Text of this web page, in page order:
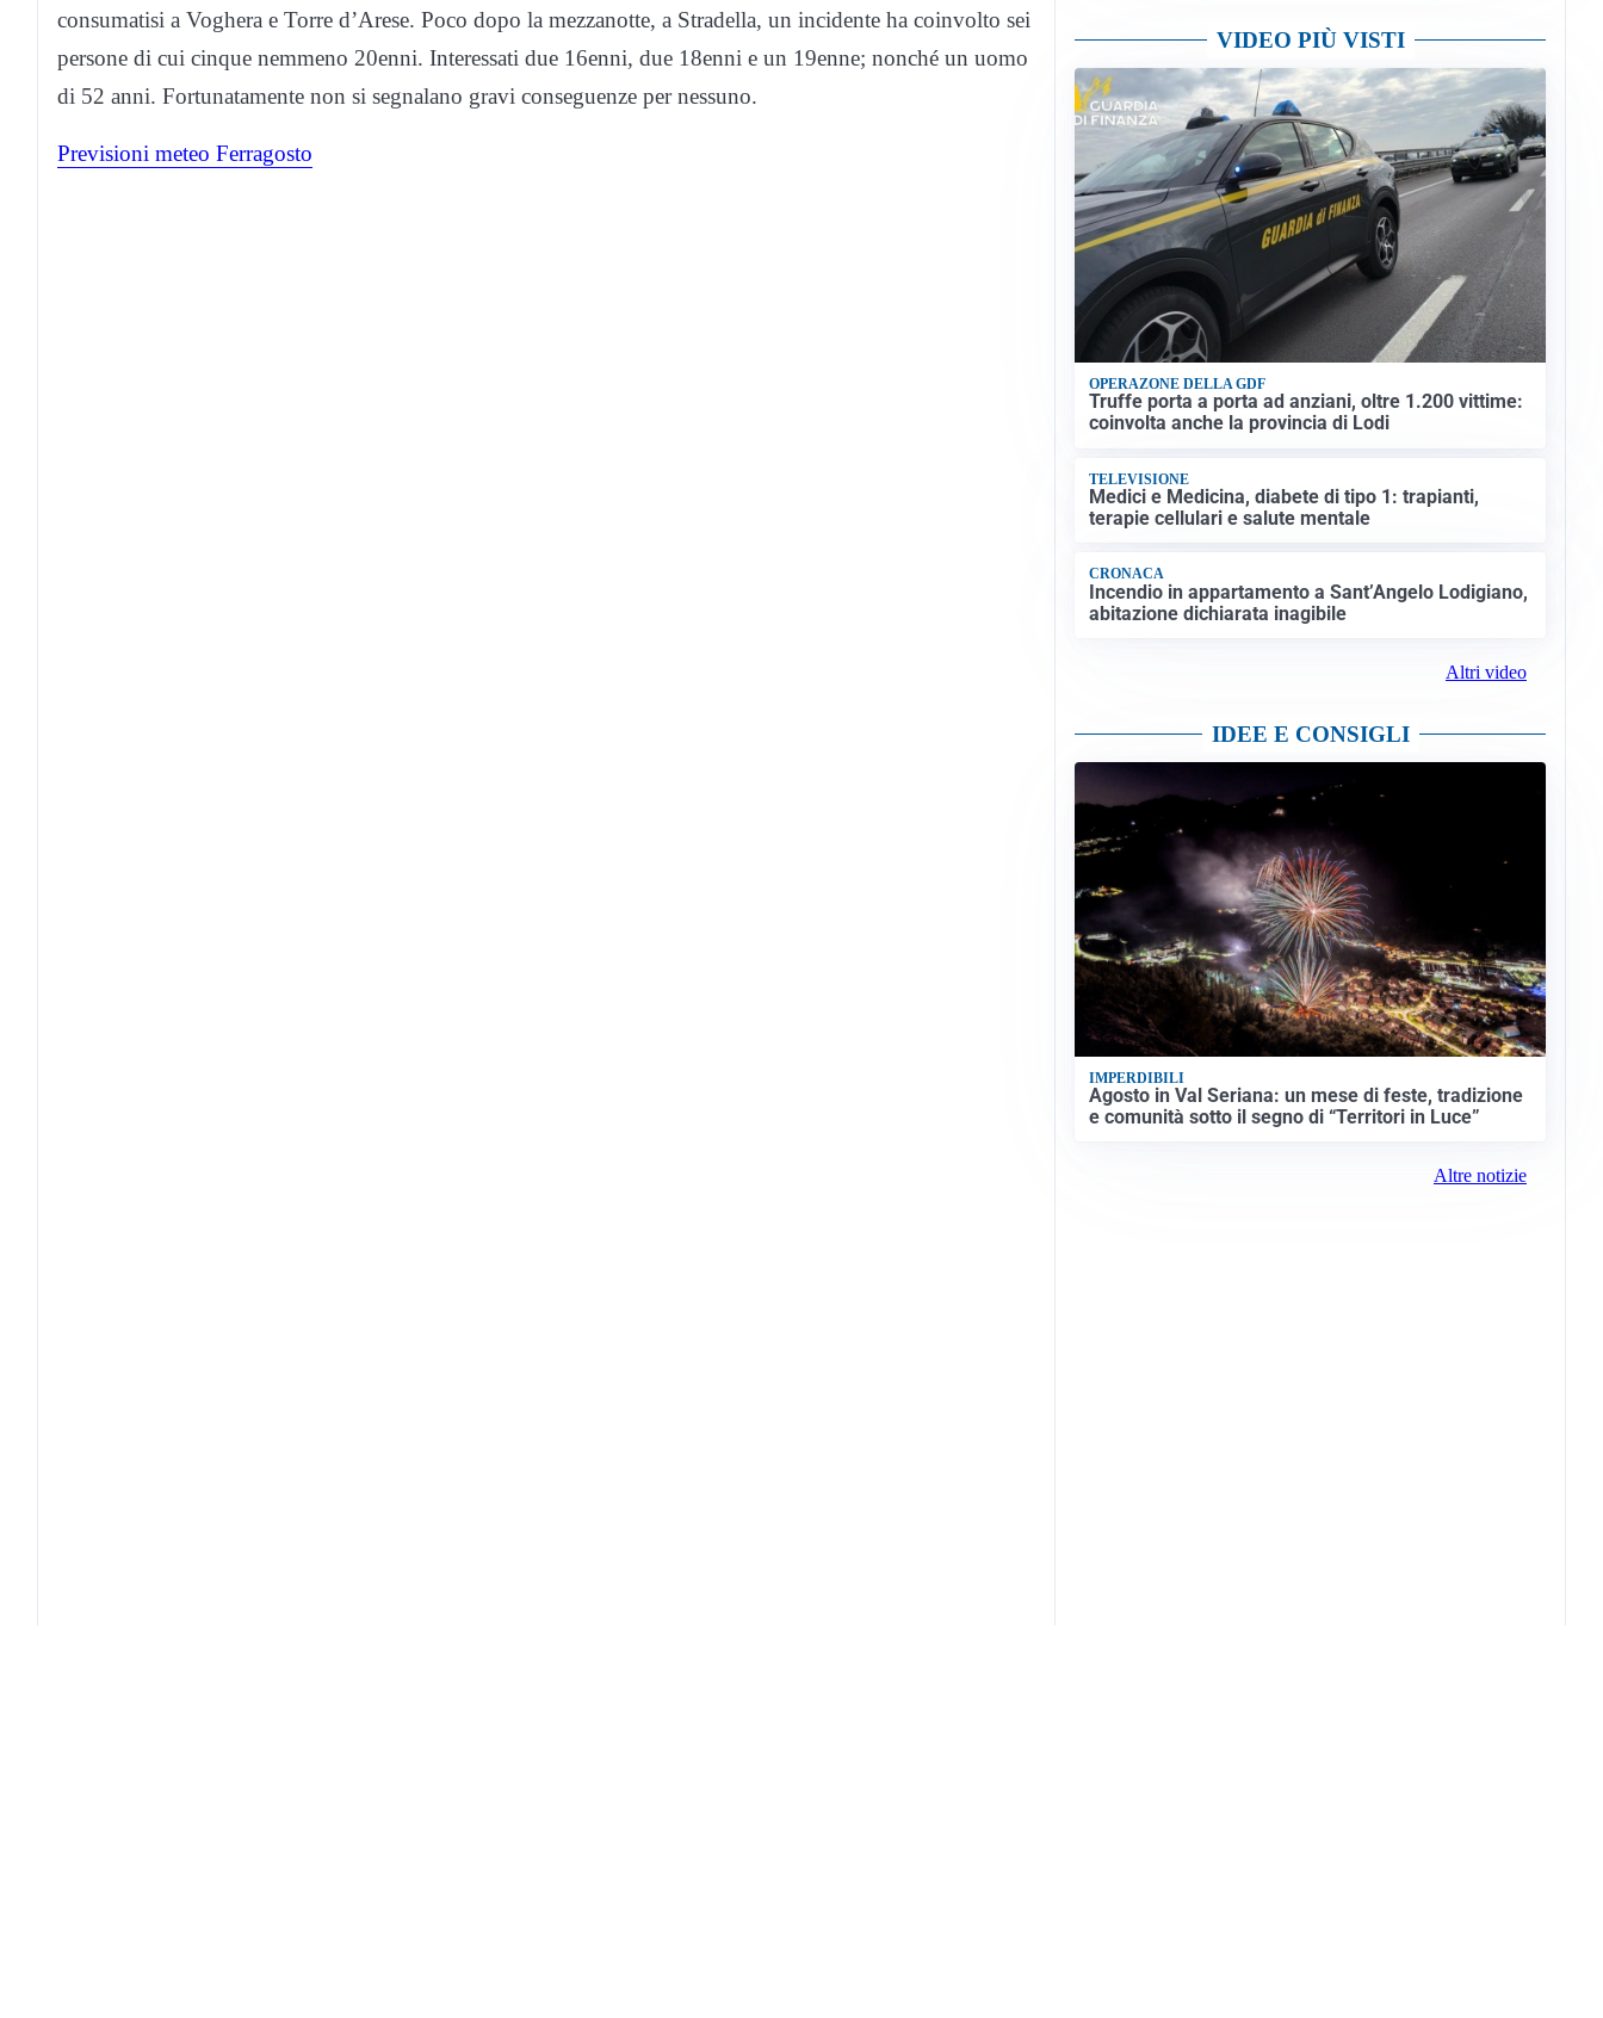
consumatisi a Voghera e Torre d’Arese. Poco dopo la mezzanotte, a Stradella, un incidente ha coinvolto sei
persone di cui cinque nemmeno 20enni. Interessati due 16enni, due 18enni e un 19enne; nonché un uomo
di 52 anni. Fortunatamente non si segnalano gravi conseguenze per nessuno.
Previsioni meteo Ferragosto
VIDEO PIÙ VISTI
OPERAZONE DELLA GDF
Truffe porta a porta ad anziani, oltre 1.200 vittime:
coinvolta anche la provincia di Lodi
TELEVISIONE
Medici e Medicina, diabete di tipo 1: trapianti,
terapie cellulari e salute mentale
CRONACA
Incendio in appartamento a Sant’Angelo Lodigiano,
abitazione dichiarata inagibile
Altri video
IDEE E CONSIGLI
IMPERDIBILI
Agosto in Val Seriana: un mese di feste, tradizione
e comunità sotto il segno di “Territori in Luce”
Altre notizie